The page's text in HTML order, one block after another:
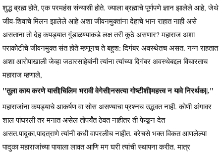
शुद्ध ब्रह्म होते, एक परमहंस संन्यासी होते. ज्याला ब्रह्माचे पूर्णपणे ज्ञान झालेले आहे, जेथे
जीव-शिवाचे मिलन झालेले आहे अशा जीवनमुक्तांना देहाचे भान राहात नाही असे
असताना तो देह कपड्यात गुंडाळण्याकडे लक्ष तरी कुठे असणार? महाराज अशा
पराकोटीचे जीवनमुक्त संत होते म्हणूनच ते बहुश: दिगंबर अवस्थेतच असत. नग्न राहतात
अशा आरोपाखाली जेव्हा जठारसाहेबांनी त्यांना त्यांच्या दिगंबर अवस्थेबद्दल विचारताच
महाराज म्हणाले,
"तुला काय करणे यासी|चिलिम भरावी वेगेसी|नसत्या गोष्टीशी|महत्त्व न यावे निरर्थक||."
महाराजांना कपड्याचे आकर्षण वा सोस असण्याचा प्रश्नच उद्भवत नाही. कोणी अंगावर
शाल पांघरली तर मनात असेल तोपर्यंत ठेवत नाहीतर ती फेकून देत
असत.पादुका,पादत्राणे त्यांनी कधी वापरलीच नाहीत. बरेचसे भक्त विकत आणलेल्या
पादुका महाराजांच्या पायाला लावत आणि मग घरी त्यांची स्थापना करीत. मात्र